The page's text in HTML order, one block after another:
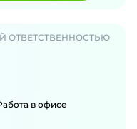
ОТВЕТСТВЕННОСТЬЮ
в офисе